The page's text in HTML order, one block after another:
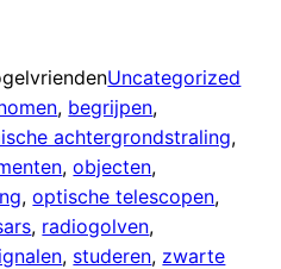
Uncategorized
, begrijpen
achtergrondstraling
, objecten
, optische telescopen
, radiogolven
, studeren, zwarte